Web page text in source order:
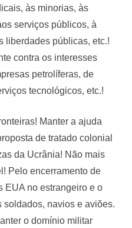
às minorias, às
serviços públicos, à
liberdades públicas, etc.!
contra os interesses
petrolíferas, de
tecnológicos, etc.!
Manter a ajuda
de tratado colonial
da Ucrânia! Não mais
Pelo encerramento de
EUA no estrangeiro e o
soldados, navios e aviões.
o domínio militar